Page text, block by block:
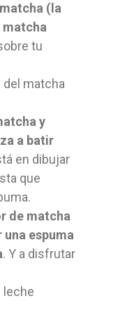
(la
tu
del matcha
y
a batir
en dibujar
que
de matcha
espuma
. Y a disfrutar
leche